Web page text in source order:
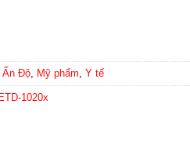
Ấn Độ Mỹ phẩm ,Y tế
1020x